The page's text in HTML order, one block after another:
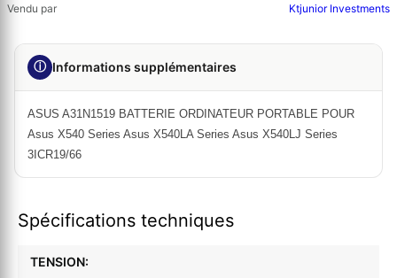
Vendu par
Ktjunior Investments
ⓘ Informations supplémentaires
ASUS A31N1519 BATTERIE ORDINATEUR PORTABLE POUR
Asus X540 Series Asus X540LA Series Asus X540LJ Series
3ICR19/66
Spécifications techniques
TENSION: